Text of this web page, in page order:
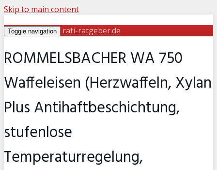
Skip to main content
Toggle navigation rati-ratgeber.de
ROMMELSBACHER WA 750
Waffeleisen (Herzwaffeln, Xylan
Plus Antihaftbeschichtung,
stufenlose
Temperaturregelung,